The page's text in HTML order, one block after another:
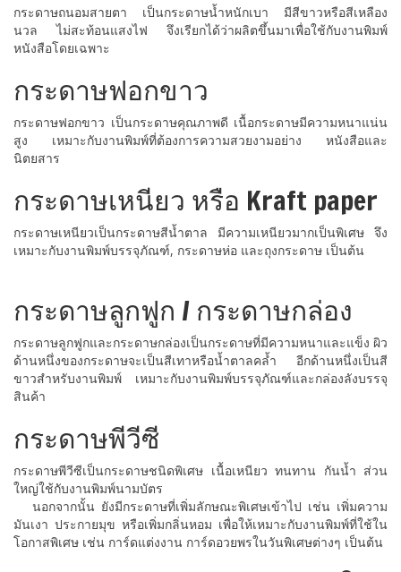
กระดาษถนอมสายตา เป็นกระดาษน้ำหนักเบา มีสีขาวหรือสีเหลือง
นวล ไม่สะท้อนแสงไฟ จึงเรียกได้ว่าผลิตขึ้นมาเพื่อใช้กับงานพิมพ์
หนังสือโดยเฉพาะ
กระดาษฟอกขาว
กระดาษฟอกขาว เป็นกระดาษคุณภาพดี เนื้อกระดาษมีความหนาแน่น
สูง เหมาะกับงานพิมพ์ที่ต้องการความสวยงามอย่าง หนังสือและ
นิตยสาร
กระดาษเหนียว หรือ Kraft paper
กระดาษเหนียวเป็นกระดาษสีน้ำตาล มีความเหนียวมากเป็นพิเศษ จึง
เหมาะกับงานพิมพ์บรรจุภัณฑ์, กระดาษห่อ และถุงกระดาษ เป็นต้น
กระดาษลูกฟูก / กระดาษกล่อง
กระดาษลูกฟูกและกระดาษกล่องเป็นกระดาษที่มีความหนาและแข็ง ผิว
ด้านหนึ่งของกระดาษจะเป็นสีเทาหรือน้ำตาลคล้ำ อีกด้านหนึ่งเป็นสี
ขาวสำหรับงานพิมพ์ เหมาะกับงานพิมพ์บรรจุภัณฑ์และกล่องลังบรรจุ
สินค้า
กระดาษพีวีซี
กระดาษพีวีซีเป็นกระดาษชนิดพิเศษ เนื้อเหนียว ทนทาน กันน้ำ ส่วน
ใหญ่ใช้กับงานพิมพ์นามบัตร
นอกจากนั้น ยังมีกระดาษที่เพิ่มลักษณะพิเศษเข้าไป เช่น เพิ่มความ
มันเงา ประกายมุข หรือเพิ่มกลิ่นหอม เพื่อให้เหมาะกับงานพิมพ์ที่ใช้ใน
โอกาสพิเศษ เช่น การ์ดแต่งงาน การ์ดอวยพรในวันพิเศษต่างๆ เป็นต้น